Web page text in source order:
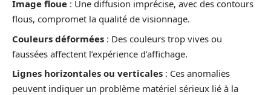
Image floue : Une diffusion imprécise, avec des contours
flous, compromet la qualité de visionnage.
Couleurs déformées : Des couleurs trop vives ou
faussées affectent l’expérience d’affichage.
Lignes horizontales ou verticales : Ces anomalies
peuvent indiquer un problème matériel sérieux lié à la